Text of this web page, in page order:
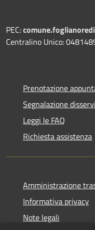
PEC:
Centralino Unico:
Prenotazione
Segnalazione
Leggi le FAQ
Richiesta assistenza
Amministrazione
Informativa privacy
Note legali